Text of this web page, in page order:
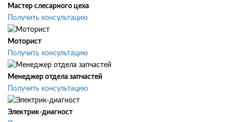
Мастер слесарного цеха
Получить консультацию
Моторист
Получить консультацию
Менеджер отдела запчастей
Получить консультацию
Электрик-диагност